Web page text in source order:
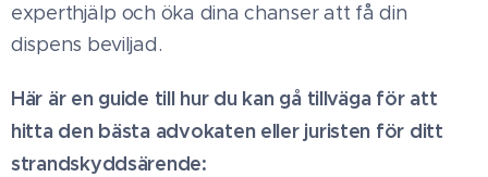
experthjälp och öka dina chanser att få din
dispens beviljad.
Här är en guide till hur du kan gå tillväga för att
hitta den bästa advokaten eller juristen för ditt
strandskyddsärende: